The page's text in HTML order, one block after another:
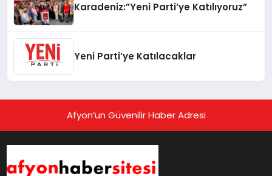
Karadeniz:”Yeni Parti’ye Katılıyoruz”
Yeni Parti’ye Katılacaklar
Afyon’un Güvenilir Haber Adresi